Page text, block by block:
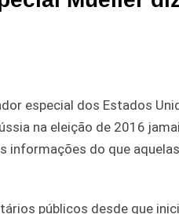
especial dos Estados
na eleição de 2016
informações do que
públicos desde que